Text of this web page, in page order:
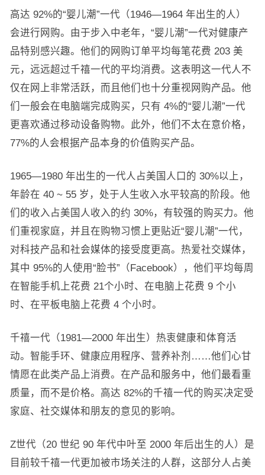
高达 92%的“婴儿潮”一代（1946—1964 年出生的人）
会进行网购。由于步入中老年，“婴儿潮”一代对健康产
品特别感兴趣。他们的网购订单平均每笔花费 203 美
元，远远超过千禧一代的平均消费。这表明这一代人不
仅在网上非常活跃，而且他们也十分重视网购产品。他
们一般会在电脑端完成购买，只有 4%的“婴儿潮”一代
更喜欢通过移动设备购物。此外，他们不太在意价格，
77%的人会根据产品本身的价值购买产品。
1965—1980 年出生的一代人占美国人口的 30%以上，
年龄在 40 ~ 55 岁，处于人生收入水平较高的阶段。他
们的收入占美国人收入的约 30%，有较强的购买力。他
们重视家庭，并且在购物习惯上更贴近“婴儿潮”一代，
对科技产品和社会媒体的接受度更高。热爱社交媒体，
其中 95%的人使用“脸书”（Facebook），他们平均每周
在智能手机上花费 21个小时、在电脑上花费 9 个小
时、在平板电脑上花费 4 个小时。
千禧一代（1981—2000 年出生）热衷健康和体育活
动。智能手环、健康应用程序、营养补剂……他们心甘
情愿在此类产品上消费。在产品和服务中，他们最看重
质量，而不是价格。高达 82%的千禧一代的购买决定受
家庭、社交媒体和朋友的意见的影响。
Z世代（20 世纪 90 年代中叶至 2000 年后出生的人）是
目前较千禧一代更加被市场关注的人群，这部分人占美